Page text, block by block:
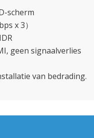
scherm
x 3）
geen signaalverlies
van bedrading.